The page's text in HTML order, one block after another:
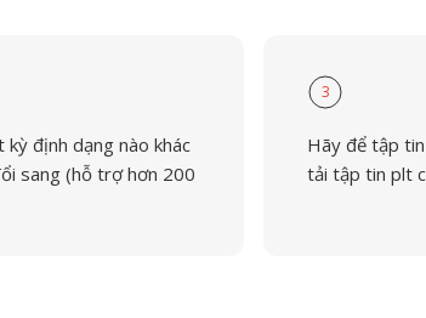
kỳ định dạng nào khác
sang (hỗ trợ hơn 200
3
Hãy để tập
tải tập tin plt